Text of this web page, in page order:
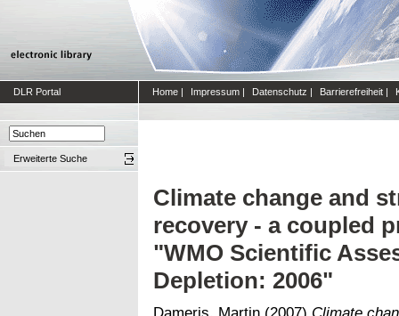
DLR Portal Home | Impressum | Datenschutz | Barrierefreiheit |
Erweiterte Suche
Climate change and
recovery - a coupled
"WMO Scientific
Depletion: 2006"